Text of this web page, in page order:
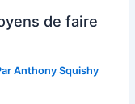
de faire
Anthony Squishy